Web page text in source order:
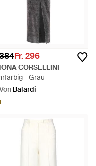
Fr. 296
CORSELLINI
- Grau
Von Balardi